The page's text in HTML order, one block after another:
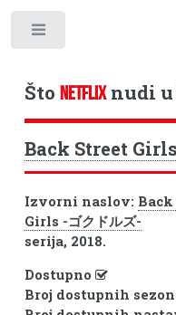
Što NETFLIXnudi u
Back Street
Izvorni naslov:
Girls -ゴクドルズ-
serija, 2018.
Dostupno
Broj dostupnih